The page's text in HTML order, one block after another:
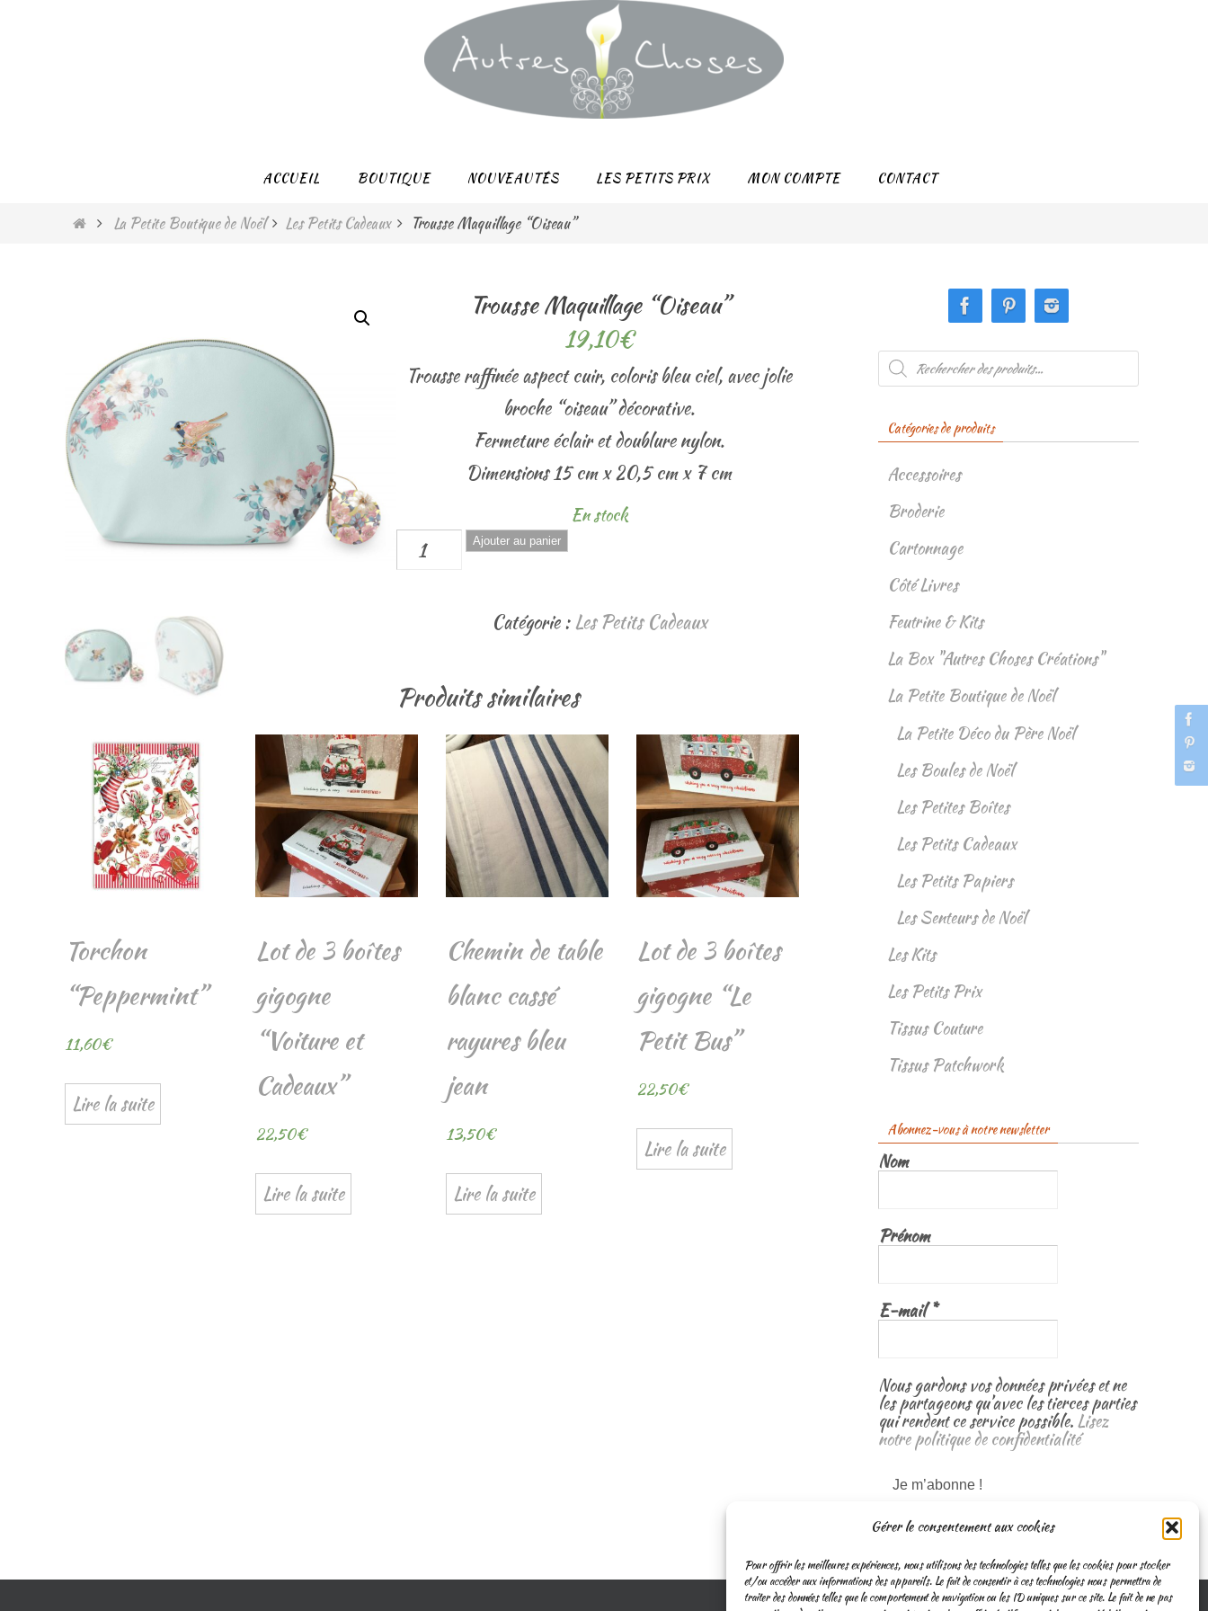
Gérer le consentement aux cookies
Pour offrir les meilleures expériences, nous utilisons des technologies telles que les cookies pour stocker
et/ou accéder aux informations des appareils. Le fait de consentir à ces technologies nous permettra de
traiter des données telles que le comportement de navigation ou les ID uniques sur ce site. Le fait de ne pas
ACCUEIL BOUTIQUE NOUVEAUTÉS LES PETITS PRIX MON COMPTE CONTACT
HomeLa Petite Boutique de Noël Les Petits Cadeaux Trousse Maquillage “Oiseau”
Trousse Maquillage “Oiseau”
19,10€
Trousse raffinée aspect cuir, coloris bleu ciel, avec jolie
broche “oiseau” décorative.
Fermeture éclair et doublure nylon.
Dimensions 15 cm x 20,5 cm x 7 cm
En stock
quantité
de
Ajouter au panier
Catégorie :Les Petits Cadeaux
Produits similaires
Torchon
“Peppermint”
11,60€
Lire la suite
Lot de 3 boîtes
gigogne
“Voiture et
Cadeaux”
22,50€
Lire la suite
Chemin de table
blanc cassé
rayures bleu
jean
13,50€
Lire la suite
Lot de 3 boîtes
gigogne “Le
Petit Bus”
22,50€
Lire la suite
Recherche
de
produits
Catégories de produits
Accessoires
Broderie
Cartonnage
Côté Livres
Feutrine & Kits
La Box "Autres Choses Créations"
La Petite Boutique de Noël
La Petite Déco du Père Noël
Les Boules de Noël
Les Petites Boîtes
Les Petits Cadeaux
Les Petits Papiers
Les Senteurs de Noël
Les Kits
Les Petits Prix
Tissus Couture
Tissus Patchwork
Abonnez-vous à notre newsletter
Nom
Prénom
E-mail*
Nous gardons vos données privées et ne
les partageons qu’avec les tierces parties
qui rendent ce service possible.Lisez
notre politique de confidentialité